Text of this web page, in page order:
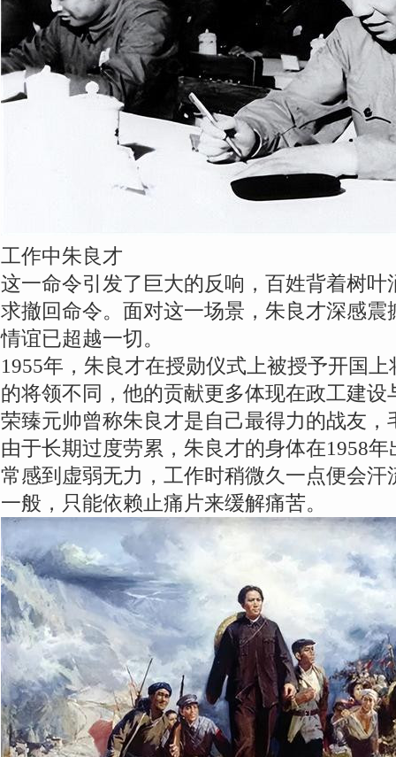
工作中朱良才
这一命令引发了巨大的反响，百姓背着树
求撤回命令。面对这一场景，朱良才深感
情谊已超越一切。
1955年，朱良才在授勋仪式上被授予开国
的将领不同，他的贡献更多体现在政工建
荣臻元帅曾称朱良才是自己最得力的战友，
由于长期过度劳累，朱良才的身体在1958
常感到虚弱无力，工作时稍微久一点便会
一般，只能依赖止痛片来缓解痛苦。